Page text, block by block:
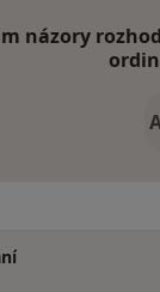
názory